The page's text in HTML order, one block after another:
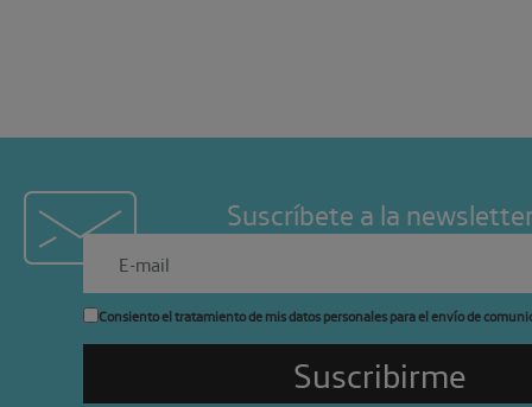
Suscríbete a la
Consiento el tratamiento de mis datos personales para el envío de